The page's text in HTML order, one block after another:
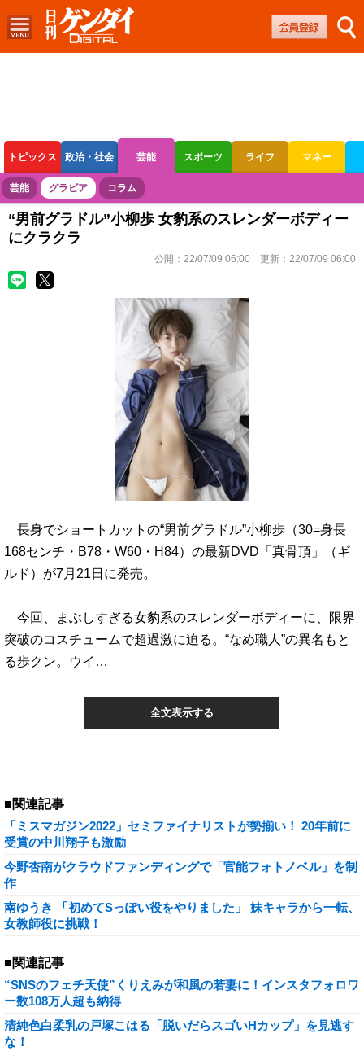
トピックス 政治・社会 芸能 スポーツ ライフ マネー
ボートレース 競輪 オートレース
芸能 グラビア コラム
“男前グラドル”小柳歩 女豹系のスレンダーボディー
にクラクラ
公開： 22/07/09 06:00 更新： 22/07/09 06:00
長身でショートカットの“男前グラドル”小柳歩（30=身長
168センチ・B78・W60・H84）の最新DVD「真骨頂」（ギ
ルド）が7月21日に発売。
今回、まぶしすぎる女豹系のスレンダーボディーに、限界
突破のコスチュームで超過激に迫る。“なめ職人”の異名もと
る歩クン。ウイ…
全文表示する
■関連記事
「ミスマガジン2022」セミファイナリストが勢揃い！ 20年前に
受賞の中川翔子も激励
今野杏南がクラウドファンディングで「官能フォトノベル」を制
作
南ゆうき 「初めてSっぽい役をやりました」 妹キャラから一転、
女教師役に挑戦！
■関連記事
“SNSのフェチ天使”くりえみが和風の若妻に！インスタフォロワ
ー数108万人超も納得
清純色白柔乳の戸塚こはる「脱いだらスゴいHカップ」を見逃す
な！